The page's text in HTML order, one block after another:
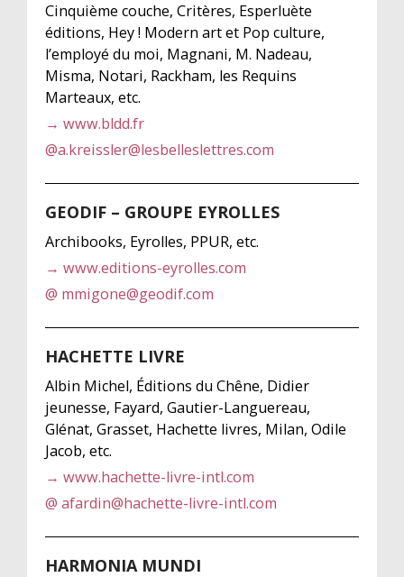
Cinquième couche, Critères, Esperluète
éditions, Hey ! Modern art et Pop culture,
l’employé du moi, Magnani, M. Nadeau,
Misma, Notari, Rackham, les Requins
Marteaux, etc.
→ www.bldd.fr
@a.kreissler@lesbelleslettres.com
GEODIF – GROUPE EYROLLES
Archibooks, Eyrolles, PPUR, etc.
→ www.editions-eyrolles.com
@ mmigone@geodif.com
HACHETTE LIVRE
Albin Michel, Éditions du Chêne, Didier
jeunesse, Fayard, Gautier-Languereau,
Glénat, Grasset, Hachette livres, Milan, Odile
Jacob, etc.
→ www.hachette-livre-intl.com
@ afardin@hachette-livre-intl.com
HARMONIA MUNDI